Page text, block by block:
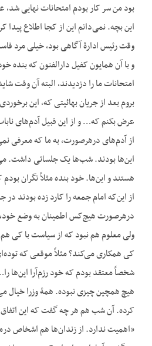
بود من سر کار بودم امتحانات نهایی
این بچه. نمی‌دانم این از کجا اطلاع پیدا
وقت رئیس ادارۀ آگاهی بود، خیلی مرد
و با آن همایون کفیل دارالفنون که بنده
امتحانات ما را دزدیدند، البته آن وقت
بروم بعد از جریان بهائیتی که، این
عرض بکنم که… و از این قبیل آدم‌های
از آدم‌های درهرصورت، به ما که معرفی
این‌ها بودند. شب‌ها یک جلساتی داشت.
هستند و این‌ها. خود بنده مثلاً نگران بودم
از این‌که امام جمعه را کارد زده بودند
درهرصورت هیچ‌کس اطمینان به وضع خودش
ولی معلوم هم نبود که از سیاست با کی
کی همکاری می‌کند؟ مثلاً موقعی که
شخصاً معتقد بودم که خود رزم‌آرا این‌ها
هیچ همچین چیزی نبوده. همۀ وزرا خیال
کرده. آن شب هم هر چه گفت که این
«اهمیت ندارد. از زندان‌ها هم اشخاص